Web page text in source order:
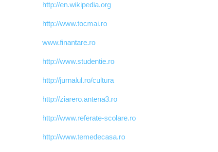
http://en.wikipedia.org
http://www.tocmai.ro
www.finantare.ro
http://www.studentie.ro
http://jurnalul.ro/cultura
http://ziarero.antena3.ro
http://www.referate-scolare.ro
http://www.temedecasa.ro